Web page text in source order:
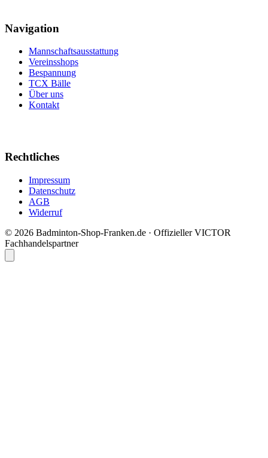
Navigation
Mannschaftsausstattung
Vereinsshops
Bespannung
TCX Bälle
Über uns
Kontakt
Rechtliches
Impressum
Datenschutz
AGB
Widerruf
© 2026 Badminton-Shop-Franken.de · Offizieller VICTOR
Fachhandelspartner